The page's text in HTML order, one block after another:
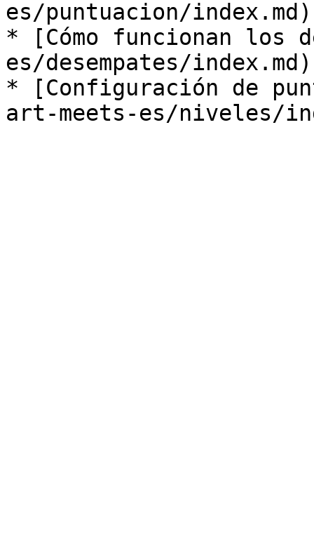
es/puntuacion/index.md)
* [Cómo funcionan los
es/desempates/index.md)
* [Configuración de